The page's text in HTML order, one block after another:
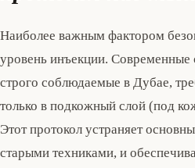
Наиболее важным фактором
уровень инъекции. Современные
строго соблюдаемые в Дубае,
только в подкожный слой (под
Этот протокол устраняет
старыми техниками, и